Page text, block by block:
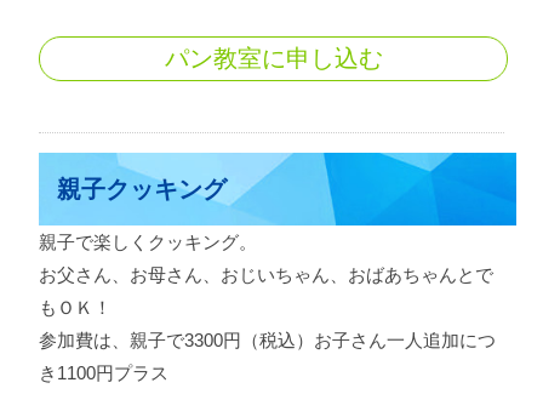
パン教室に申し込む
親子クッキング
親子で楽しくクッキング。
お父さん、お母さん、おじいちゃん、おばあちゃんとで
もＯＫ！
参加費は、親子で3300円（税込）お子さん一人追加につ
き1100円プラス